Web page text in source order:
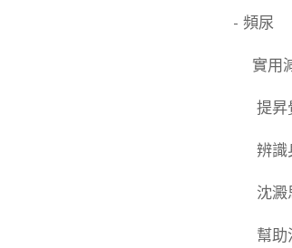
- 頻尿
❤️實用
✅ 提
✅ 辨
✅ 沈
✅ 幫